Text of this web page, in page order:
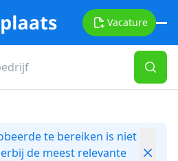
Vacature
te bereiken is niet
de meest relevante